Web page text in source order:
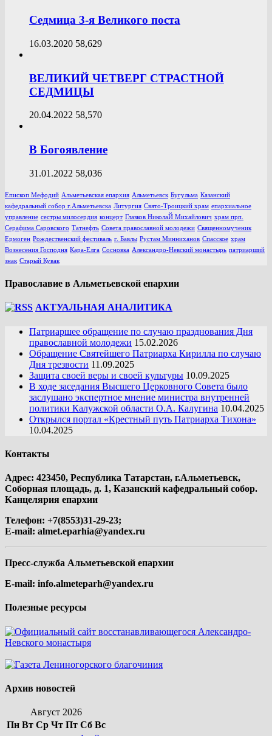
Седмица 3-я Великого поста
16.03.2020 58,629
ВЕЛИКИЙ ЧЕТВЕРГ СТРАСТНОЙ
СЕДМИЦЫ
20.04.2022 58,570
В Богоявление
31.01.2022 58,036
Епископ Мефодий Альметьевская епархия Альметьевск Бугульма Казанский
кафедральный собор г.Альметьевска Литургия Свято-Троицкий храм епархиальное
управление сестры милосердия концерт Глазков НиколаЙ Михайлович храм прп.
Серафима Саровского Татнефть Совета православной молодежи Священномученик
Ермоген Рождественский фестиваль г. Бавлы Рустам Минниханов Спасское храм
Вознесения Господня Кара-Елга Сосновка Александро-Невский монастырь патриарший
знак Старый Кувак
Православие в Альметьевской епархии
АКТУАЛЬНАЯ АНАЛИТИКА
Патриаршее обращение по случаю празднования Дня
православной молодежи 15.02.2026
Обращение Святейшего Патриарха Кирилла по случаю
Дня трезвости 11.09.2025
Защита своей веры и своей культуры 10.09.2025
В ходе заседания Высшего Церковного Совета было
заслушано экспертное мнение министра внутренней
политики Калужской области О.А. Калугина 10.04.2025
Открылся портал «Крестный путь Патриарха Тихона»
10.04.2025
Контакты
Адрес: 423450, Республика Татарстан, г.Альметьевск,
Соборная площадь, д. 1, Казанский кафедральный собор.
Канцелярия епархии
Телефон: +7(8553)31-29-23;
E-mail: almet.eparhia@yandex.ru
Пресс-служба Альметьевской епархии
E-mail: info.almeteparh@yandex.ru
Полезные ресурсы
Архив новостей
Август 2026
Пн Вт Ср Чт Пт Сб Вс